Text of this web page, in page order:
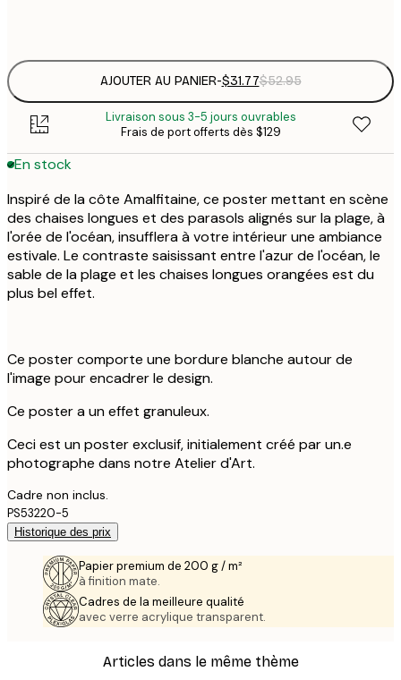
AJOUTER AU PANIER-$31.77$52.95
Livraison sous 3-5 jours ouvrables
Frais de port offerts dès $129
En stock
Inspiré de la côte Amalfitaine, ce poster mettant en scène
des chaises longues et des parasols alignés sur la plage, à
l'orée de l'océan, insufflera à votre intérieur une ambiance
estivale. Le contraste saisissant entre l'azur de l'océan, le
sable de la plage et les chaises longues orangées est du
plus bel effet.
Ce poster comporte une bordure blanche autour de
l'image pour encadrer le design.
Ce poster a un effet granuleux.
Ceci est un poster exclusif, initialement créé par un.e
photographe dans notre Atelier d'Art.
Cadre non inclus.
PS53220-5
Historique des prix
Papier premium de 200 g / m²
à finition mate.
Cadres de la meilleure qualité
avec verre acrylique transparent.
Articles dans le même thème